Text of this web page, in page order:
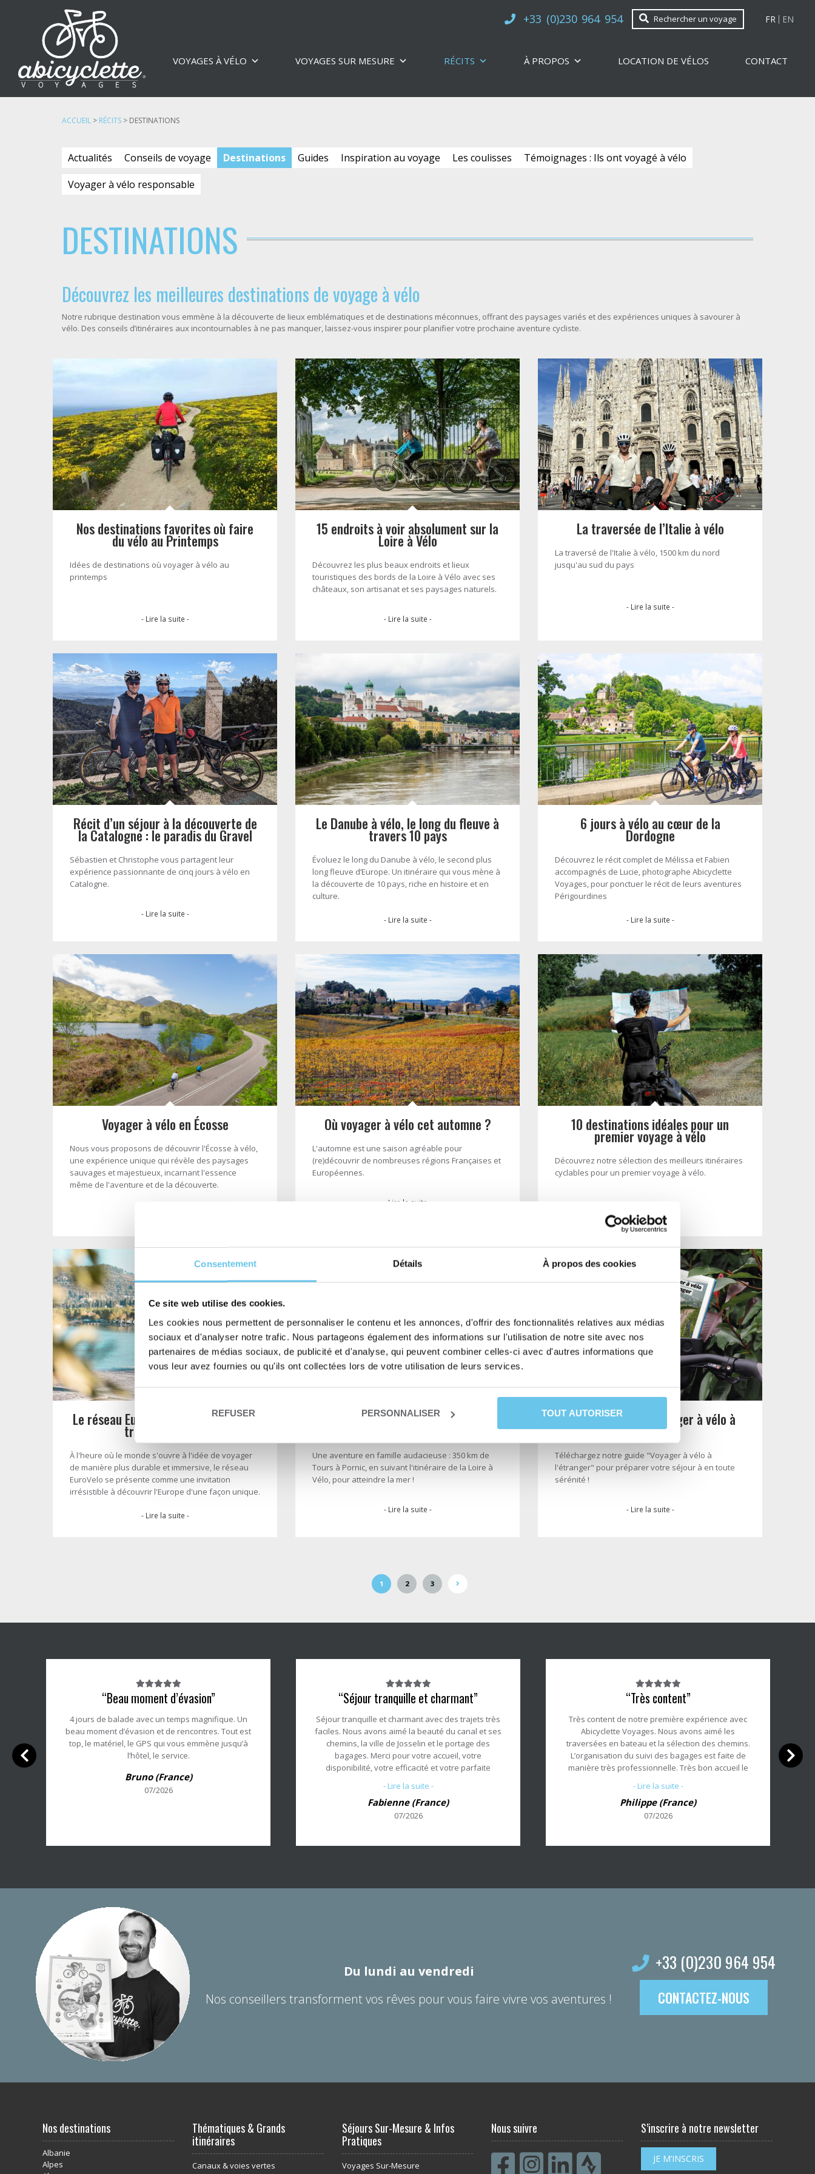
Consentement Détails À propos des cookies
Ce site web utilise des cookies.
Les cookies nous permettent de personnaliser le contenu et les annonces, d'offrir des fonctionnalités relatives aux médias
sociaux et d'analyser notre trafic. Nous partageons également des informations sur l'utilisation de notre site avec nos
partenaires de médias sociaux, de publicité et d'analyse, qui peuvent combiner celles-ci avec d'autres informations que
vous leur avez fournies ou qu'ils ont collectées lors de votre utilisation de leurs services.
REFUSER PERSONNALISER TOUT AUTORISER
+33 (0)230 964 954 Rechercher un voyage FR EN
VOYAGES À VÉLO VOYAGES SUR MESURE RÉCITS À PROPOS LOCATION DE VÉLOS CONTACT
ACCUEIL > RÉCITS > DESTINATIONS
Actualités Conseils de voyage Destinations Guides Inspiration au voyage Les coulisses
Témoignages : Ils ont voyagé à vélo
Voyager à vélo responsable
DESTINATIONS
Découvrez les meilleures destinations de voyage à vélo
Notre rubrique destination vous emmène à la découverte de lieux emblématiques et de destinations méconnues, offrant des paysages variés et des expériences uniques à savourer à
vélo. Des conseils d’itinéraires aux incontournables à ne pas manquer, laissez-vous inspirer pour planifier votre prochaine aventure cycliste.
Nos destinations favorites où faire
du vélo au Printemps
Idées de destinations où voyager à vélo au
printemps
- Lire la suite -
15 endroits à voir absolument sur la
Loire à Vélo
Découvrez les plus beaux endroits et lieux
touristiques des bords de la Loire à Vélo avec ses
châteaux, son artisanat et ses paysages naturels.
- Lire la suite -
La traversée de l’Italie à vélo
La traversé de l'Italie à vélo, 1500 km du nord
jusqu'au sud du pays
- Lire la suite -
Récit d’un séjour à la découverte de
la Catalogne : le paradis du Gravel
Sébastien et Christophe vous partagent leur
expérience passionnante de cinq jours à vélo en
Catalogne.
- Lire la suite -
Le Danube à vélo, le long du fleuve à
travers 10 pays
Évoluez le long du Danube à vélo, le second plus
long fleuve d’Europe. Un itinéraire qui vous mène à
la découverte de 10 pays, riche en histoire et en
culture.
- Lire la suite -
6 jours à vélo au cœur de la
Dordogne
Découvrez le récit complet de Mélissa et Fabien
accompagnés de Lucie, photographe Abicyclette
Voyages, pour ponctuer le récit de leurs aventures
Périgourdines
- Lire la suite -
Voyager à vélo en Écosse
Nous vous proposons de découvrir l'Écosse à vélo,
une expérience unique qui révèle des paysages
sauvages et majestueux, incarnant l'essence
même de l'aventure et de la découverte.
Où voyager à vélo cet automne ?
L'automne est une saison agréable pour
(re)découvrir de nombreuses régions Françaises et
Européennes.
- Lire la suite -
10 destinations idéales pour un
premier voyage à vélo
Découvrez notre sélection des meilleurs itinéraires
cyclables pour un premier voyage à vélo.
- Lire la suite -
Le réseau EuroVelo, voyagez à vélo à
travers l’Europe
À l'heure où le monde s'ouvre à l'idée de voyager
de manière plus durable et immersive, le réseau
EuroVelo se présente comme une invitation
irrésistible à découvrir l'Europe d'une façon unique.
- Lire la suite -
Un voyage en famille à vélo : de
Une aventure en famille audacieuse : 350 km de
Tours à Pornic, en suivant l'itinéraire de la Loire à
Vélo, pour atteindre la mer !
- Lire la suite -
Notre guide pour voyager à vélo à
l’étranger
Téléchargez notre guide "Voyager à vélo à
l'étranger" pour préparer votre séjour à en toute
sérénité !
- Lire la suite -
1 2 3
Note
du
client
:
5/5
“Beau moment d’évasion”
4 jours de balade avec un temps magnifique. Un
beau moment d’évasion et de rencontres. Tout est
top, le matériel, le GPS qui vous emmène jusqu’à
l’hôtel, le service.
Bruno (France)
07/2026
Note
du
client
:
5/5
“Séjour tranquille et charmant”
Séjour tranquille et charmant avec des trajets très
faciles. Nous avons aimé la beauté du canal et ses
chemins, la ville de Josselin et le portage des
bagages. Merci pour votre accueil, votre
disponibilité, votre efficacité et votre parfaite
- Lire la suite -
Fabienne (France)
07/2026
Note
du
client
:
5/5
“Très content”
Très content de notre première expérience avec
Abicyclette Voyages. Nous avons aimé les
traversées en bateau et la sélection des chemins.
L’organisation du suivi des bagages est faite de
manière très professionnelle. Très bon accueil le
que les informations échangées par téléphone
avant le voyage. Bravo !
- Lire la suite -
Philippe (France)
07/2026
Du lundi au vendredi
Nos conseillers transforment vos rêves pour vous faire vivre vos aventures !
+33 (0)230 964 954
CONTACTEZ-NOUS
Nos destinations
Albanie
Alpes
Thématiques & Grands
itinéraires
Canaux & voies vertes
Séjours Sur-Mesure & Infos
Pratiques
Voyages Sur-Mesure
Nous suivre S’inscrire à notre newsletter
JE M’INSCRIS